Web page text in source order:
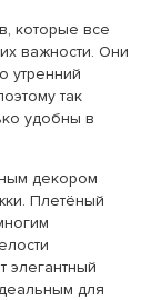
которые все
важности. Они
утренний
так
удобны в
декором
Плетёный
элегантный
для